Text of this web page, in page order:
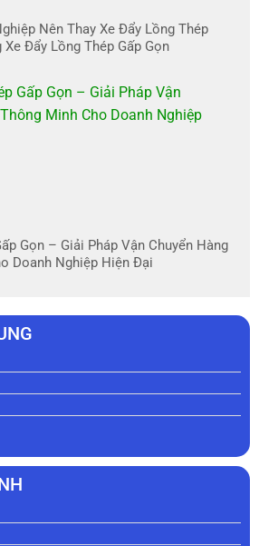
Nên Thay Xe Đẩy Lồng Thép
Đẩy Lồng Thép Gấp Gọn
Gọn – Giải Pháp Vận Chuyển Hàng
Doanh Nghiệp Hiện Đại